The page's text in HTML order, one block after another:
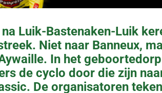
na Luik-Bastenaken-Luik
Niet naar Banneux,
In het
de cyclo door die zijn
De organisatoren